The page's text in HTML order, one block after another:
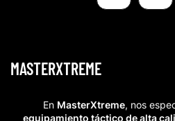
MASTERXTREME
En MasterXtreme, nos
equipamiento táctico de alta